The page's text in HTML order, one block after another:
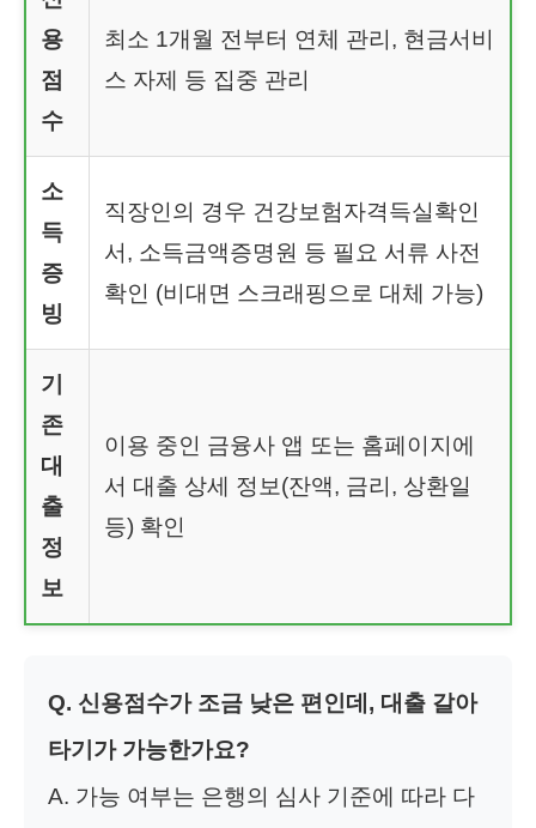
용
점
수
최소 1개월 전부터 연체 관리, 현금서비
스 자제 등 집중 관리
소
득
증
빙
직장인의 경우 건강보험자격득실확인
서, 소득금액증명원 등 필요 서류 사전
확인 (비대면 스크래핑으로 대체 가능)
기
존
대
출
정
보
이용 중인 금융사 앱 또는 홈페이지에
서 대출 상세 정보(잔액, 금리, 상환일
등) 확인
Q. 신용점수가 조금 낮은 편인데, 대출 갈아
타기가 가능한가요?
A. 가능 여부는 은행의 심사 기준에 따라 다